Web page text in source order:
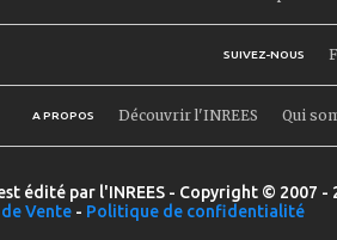
SUIVEZ-NOUS
A PROPOS Découvrir l'INREES Qui
édité par l'INREES - Copyright © 2007
Vente - Politique de confidentialité